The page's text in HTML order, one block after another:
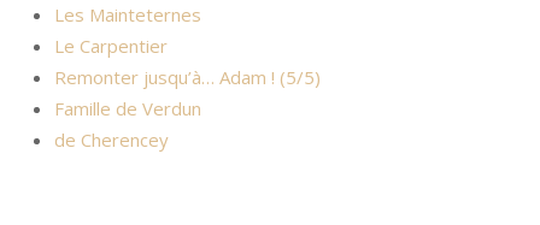
Les Mainteternes
Le Carpentier
Remonter jusqu’à… Adam ! (5/5)
Famille de Verdun
de Cherencey